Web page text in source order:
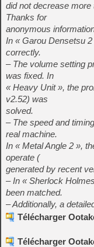
did not decrease
Thanks for
anonymous
In « Garou Densetsu
correctly.
– The volume setting
was fixed. In
« Heavy Unit », the
v2.52) was
solved.
– The speed and
real machine.
In « Metal Angle 2 »,
operate (
generated by recent
– In « Sherlock
been matched.
– Additionally, a
Télécharger
Télécharger